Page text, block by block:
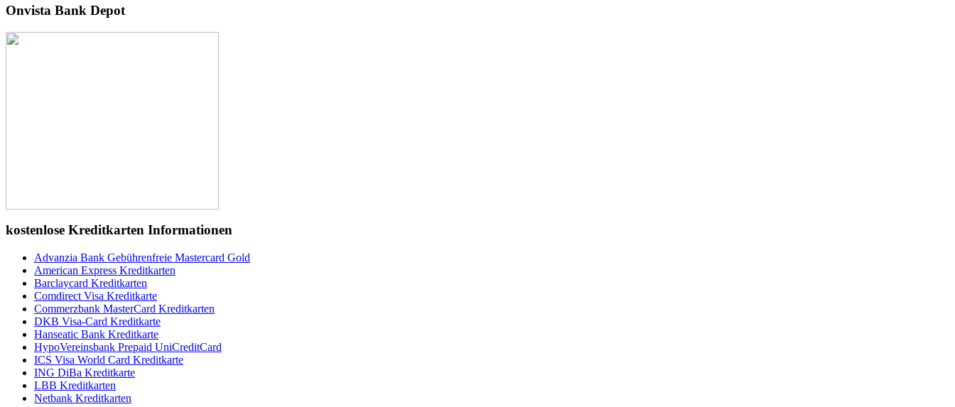
Onvista Bank Depot
kostenlose Kreditkarten Informationen
Advanzia Bank Gebührenfreie Mastercard Gold
American Express Kreditkarten
Barclaycard Kreditkarten
Comdirect Visa Kreditkarte
Commerzbank MasterCard Kreditkarten
DKB Visa-Card Kreditkarte
Hanseatic Bank Kreditkarte
HypoVereinsbank Prepaid UniCreditCard
ICS Visa World Card Kreditkarte
ING DiBa Kreditkarte
LBB Kreditkarten
Netbank Kreditkarten